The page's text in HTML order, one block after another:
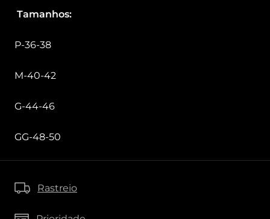
Tamanhos:
P-36-38
M-40-42
G-44-46
GG-48-50
Rastreio